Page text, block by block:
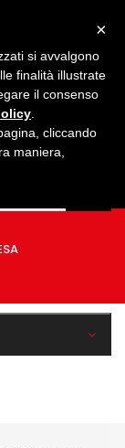
×
si avvalgono
finalità illustrate
il consenso
cliccando
maniera,